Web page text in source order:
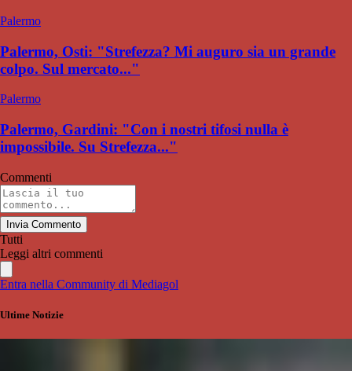
Palermo
Palermo, Osti: "Strefezza? Mi auguro sia un grande
colpo. Sul mercato..."
Palermo
Palermo, Gardini: "Con i nostri tifosi nulla è
impossibile. Su Strefezza..."
Commenti
Invia Commento
Tutti
Leggi altri commenti
Entra nella Community di Mediagol
Ultime Notizie